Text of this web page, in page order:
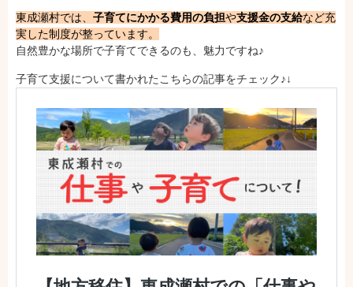
東成瀬村では、 子育てにかかる費用の負担や支援金の支給など充
実した制度が整っています。
自然豊かな場所で子育てできるのも、魅力ですね♪
子育て支援について書かれたこちらの記事をチェック♪↓